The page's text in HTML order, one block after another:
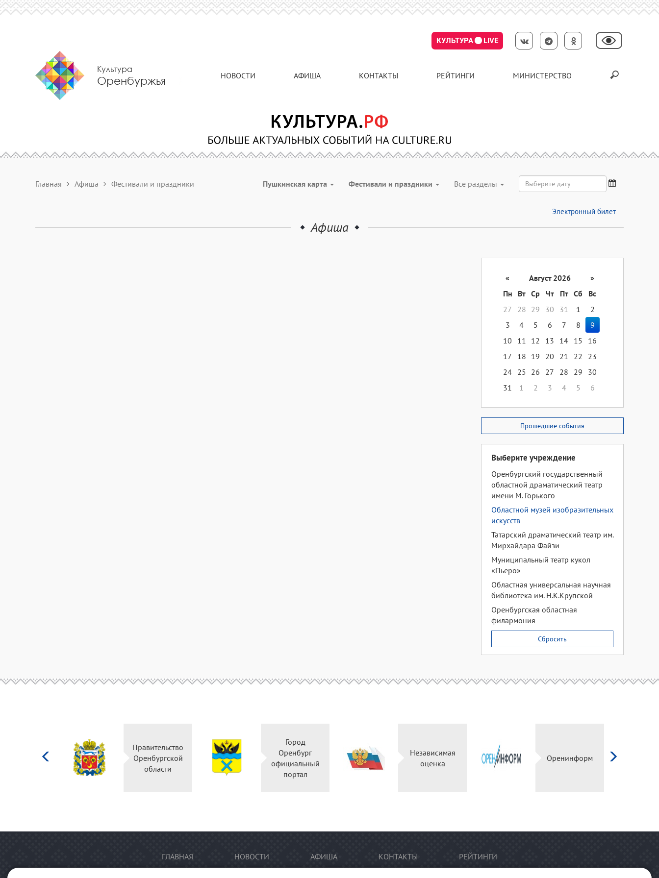
КУЛЬТУРА LIVE
Культура
Оренбуржья НОВОСТИ АФИША КОНТАКТЫ РЕЙТИНГИ МИНИСТЕРСТВО
Главная Афиша Фестивали и праздники Пушкинская карта Фестивали и праздники Все разделы
Электронный билет
Афиша
« Август 2026
»
Пн
Вт Ср Чт Пт Сб
Вс
27
28 29 30 31 1
2
3
4 5 6 7 8
9
10
11 12 13 14 15
16
17
18 19 20 21 22
23
24 25 26 27 28 29
30
31
1 2 3 4 5 6
Прошедшие события
Выберите учреждение
Оренбургский государственный
областной драматический театр
имени М. Горького
Областной музей изобразительных
искусств
Татарский драматический театр им.
Мирхайдара Файзи
Муниципальный театр кукол
«Пьеро»
Областная универсальная научная
библиотека им. Н.К.Крупской
Оренбургская областная
филармония
Сбросить
Правительство
Оренбургской
области
Город
Оренбург
официальный
портал
Независимая
оценка
Оренинформ
ГЛАВНАЯ НОВОСТИ АФИША КОНТАКТЫ РЕЙТИНГИ